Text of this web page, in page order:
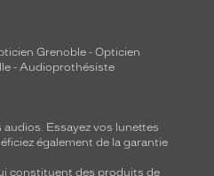
Grenoble - Opticien
- Audioprothésiste
audios. Essayez vos lunettes
également de la garantie
constituent des produits de